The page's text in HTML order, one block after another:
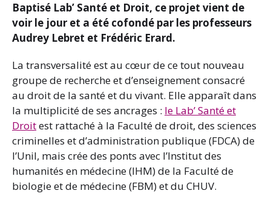
Baptisé Lab’ Santé et Droit, ce projet vient de
voir le jour et a été cofondé par les professeurs
Audrey Lebret et Frédéric Erard.
La transversalité est au cœur de ce tout nouveau
groupe de recherche et d’enseignement consacré
au droit de la santé et du vivant. Elle apparaît dans
la multiplicité de ses ancrages : le Lab’ Santé et
Droitest rattaché à la Faculté de droit, des sciences
criminelles et d’administration publique (FDCA) de
l’Unil, mais crée des ponts avec l’Institut des
humanités en médecine (IHM) de la Faculté de
biologie et de médecine (FBM) et du CHUV.